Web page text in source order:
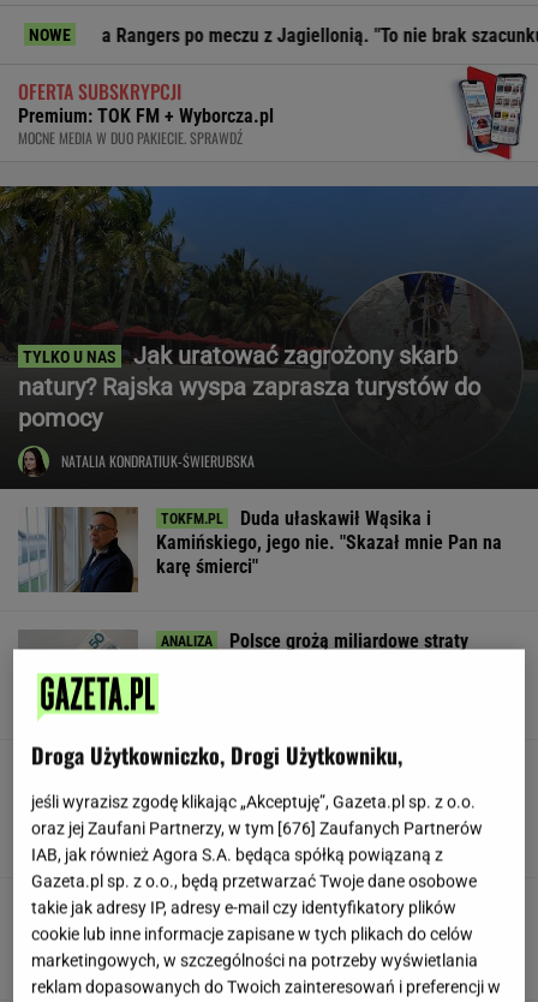
NOWE po meczu z Jagiellonią. "To nie brak szacunku"
OFERTA SUBSKRYPCJI
Premium: TOK FM + Wyborcza.pl
MOCNE MEDIA W DUO PAKIECIE. SPRAWDŹ
Jak uratować zagrożony skarb
natury? Rajska wyspa zaprasza turystów do
pomocy
NATALIA KONDRATIUK-ŚWIERUBSKA
Duda ułaskawił Wąsika i
Kamińskiego, jego nie. "Skazał mnie Pan na
karę śmierci"
Polsce grożą miliardowe straty
Pracownicy branży IT śmieją się
przez łzy. Zwolnienia w łódzkiej siedzibie
wielkiej firmy
SUBSKRYPCJA
Urzędnicy pukają do domów. Chcą paragonów
MATERIAŁ PROMOCYJNY
Droga Użytkowniczko, Drogi Użytkowniku,
jeśli wyrazisz zgodę klikając „Akceptuję”, Gazeta.pl sp. z o.o.
oraz jej Zaufani Partnerzy, w tym [676] Zaufanych Partnerów
IAB, jak również Agora S.A. będąca spółką powiązaną z
Gazeta.pl sp. z o.o., będą przetwarzać Twoje dane osobowe
takie jak adresy IP, adresy e-mail czy identyfikatory plików
cookie lub inne informacje zapisane w tych plikach do celów
marketingowych, w szczególności na potrzeby wyświetlania
reklam dopasowanych do Twoich zainteresowań i preferencji w